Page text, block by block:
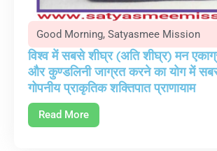
Good Morning, Satyasmee Mission
विश्व में सबसे शीघ्र (अति शीघ्र) मन
और कुण्डलिनी जाग्रत करने का योग में
गोपनीय प्राकृतिक शक्तिपात प्राणायाम
Read More